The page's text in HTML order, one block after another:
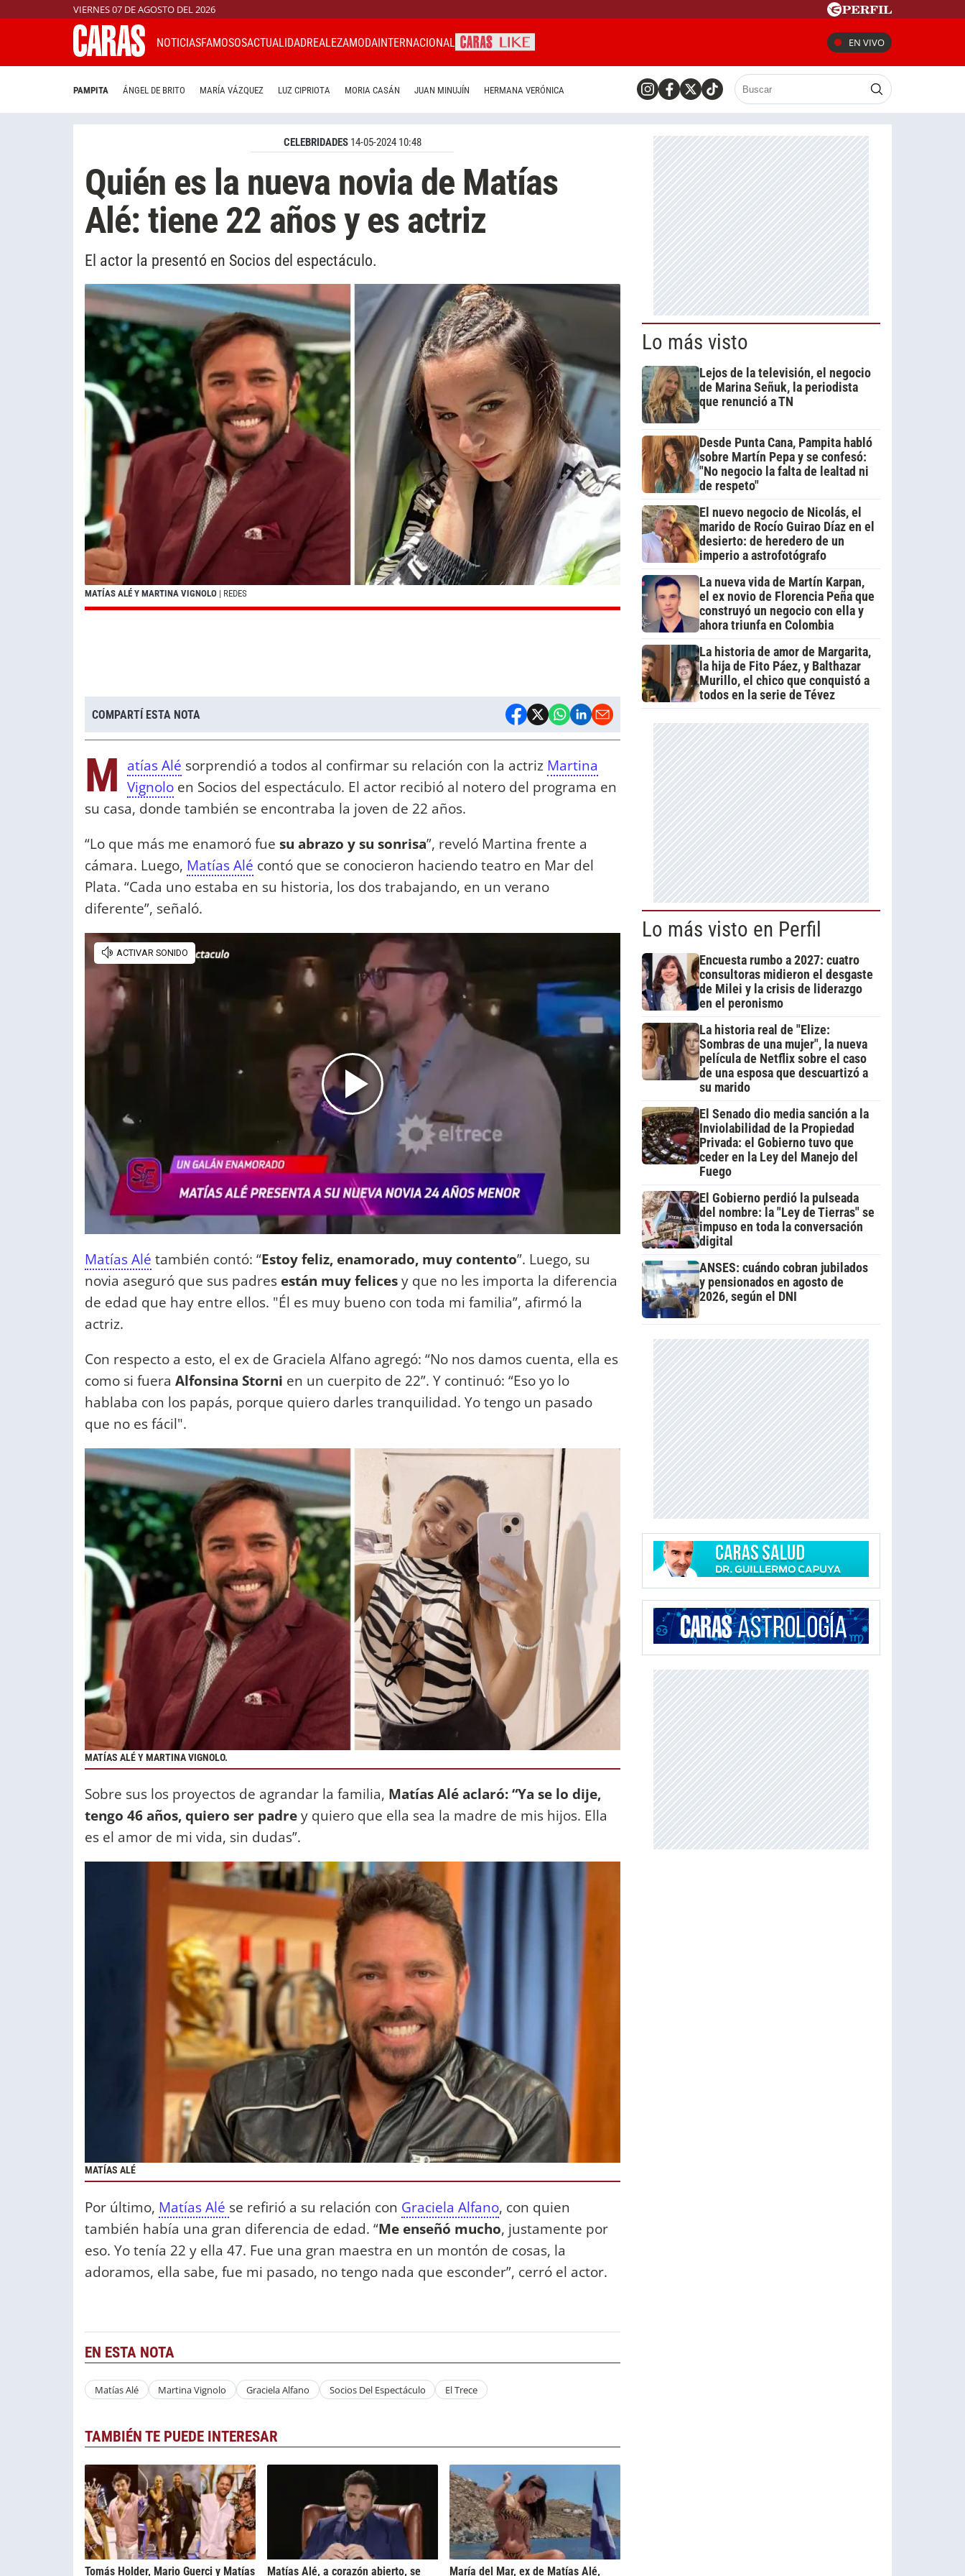
VIERNES 07 DE AGOSTO DEL 2026
NOTICIASFAMOSOSACTUALIDADREALEZAMODAINTERNACIONAL EN VIVO
PAMPITA ÁNGEL DE BRITO MARÍA VÁZQUEZ LUZ CIPRIOTA MORIA CASÁN JUAN MINUJÍN HERMANA VERÓNICA
CELEBRIDADES 14-05-2024 10:48
Quién es la nueva novia de Matías
Alé: tiene 22 años y es actriz
El actor la presentó en Socios del espectáculo.
MATÍAS ALÉ Y MARTINA VIGNOLO | REDES
COMPARTÍ ESTA NOTA
M atías Alé sorprendió a todos al confirmar su relación con la actriz Martina
Vignolo en Socios del espectáculo. El actor recibió al notero del programa en
su casa, donde también se encontraba la joven de 22 años.
“Lo que más me enamoró fue su abrazo y su sonrisa”, reveló Martina frente a
cámara. Luego, Matías Alé contó que se conocieron haciendo teatro en Mar del
Plata. “Cada uno estaba en su historia, los dos trabajando, en un verano
diferente”, señaló.
Matías Alé también contó: “Estoy feliz, enamorado, muy contento”. Luego, su
novia aseguró que sus padres están muy felicesy que no les importa la diferencia
de edad que hay entre ellos. "Él es muy bueno con toda mi familia”, afirmó la
actriz.
Con respecto a esto, el ex de Graciela Alfano agregó: “No nos damos cuenta, ella es
como si fuera Alfonsina Storni en un cuerpito de 22”. Y continuó: “Eso yo lo
hablaba con los papás, porque quiero darles tranquilidad. Yo tengo un pasado
que no es fácil".
MATÍAS ALÉ Y MARTINA VIGNOLO.
Sobre sus los proyectos de agrandar la familia, Matías Alé aclaró: “Ya se lo dije,
tengo 46 años, quiero ser padrey quiero que ella sea la madre de mis hijos. Ella
es el amor de mi vida, sin dudas”.
MATÍAS ALÉ
Por último, Matías Alé se refirió a su relación con Graciela Alfano, con quien
también había una gran diferencia de edad. “Me enseñó mucho, justamente por
eso. Yo tenía 22 y ella 47. Fue una gran maestra en un montón de cosas, la
adoramos, ella sabe, fue mi pasado, no tengo nada que esconder”, cerró el actor.
EN ESTA NOTA
Matías Alé Martina Vignolo Graciela Alfano Socios Del Espectáculo El Trece
TAMBIÉN TE PUEDE INTERESAR
Tomás Holder, Mario Guerci y Matías Matías Alé, a corazón abierto, se María del Mar, ex de Matías Alé,
Lo más visto
Lejos de la televisión, el negocio
de Marina Señuk, la periodista
que renunció a TN
Desde Punta Cana, Pampita habló
sobre Martín Pepa y se confesó:
"No negocio la falta de lealtad ni
de respeto"
El nuevo negocio de Nicolás, el
marido de Rocío Guirao Díaz en el
desierto: de heredero de un
imperio a astrofotógrafo
La nueva vida de Martín Karpan,
el ex novio de Florencia Peña que
construyó un negocio con ella y
ahora triunfa en Colombia
La historia de amor de Margarita,
la hija de Fito Páez, y Balthazar
Murillo, el chico que conquistó a
todos en la serie de Tévez
Lo más visto en Perfil
Encuesta rumbo a 2027: cuatro
consultoras midieron el desgaste
de Milei y la crisis de liderazgo
en el peronismo
La historia real de "Elize:
Sombras de una mujer", la nueva
película de Netflix sobre el caso
de una esposa que descuartizó a
su marido
El Senado dio media sanción a la
Inviolabilidad de la Propiedad
Privada: el Gobierno tuvo que
ceder en la Ley del Manejo del
Fuego
El Gobierno perdió la pulseada
del nombre: la "Ley de Tierras" se
impuso en toda la conversación
digital
ANSES: cuándo cobran jubilados
y pensionados en agosto de
2026, según el DNI